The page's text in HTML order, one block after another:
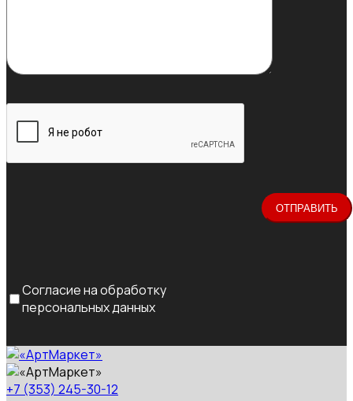
Согласие на обработку
персональных данных
+7 (353) 245-30-12